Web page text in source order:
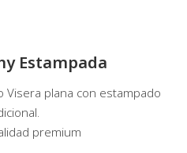
Estampada
Visera plana con estampado
premium